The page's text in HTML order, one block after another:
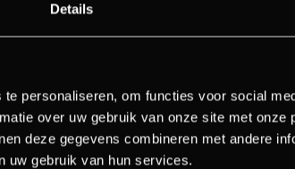
Details
personaliseren, om functies voor social
over uw gebruik van onze site met onze
deze gegevens combineren met andere
uw gebruik van hun services.